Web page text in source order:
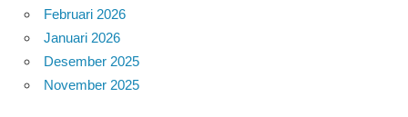
Februari 2026
Januari 2026
Desember 2025
November 2025